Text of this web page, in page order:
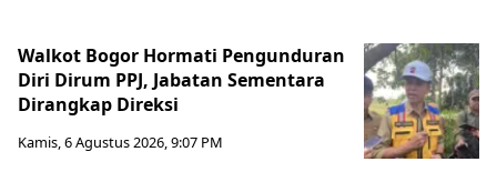
Walkot Bogor Hormati Pengunduran
Diri Dirum PPJ, Jabatan Sementara
Dirangkap Direksi
Kamis, 6 Agustus 2026, 9:07 PM